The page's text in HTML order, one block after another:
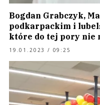
Bogdan Grabczyk,
podkarpackim i
które do tej pory nie
19.01.2023 / 09:25